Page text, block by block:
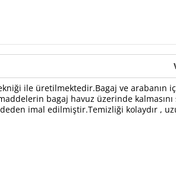
ile üretilmektedir.Bagaj ve arabanın
bagaj havuz üzerinde
imal edilmiştir.Temizliği kolaydır ,